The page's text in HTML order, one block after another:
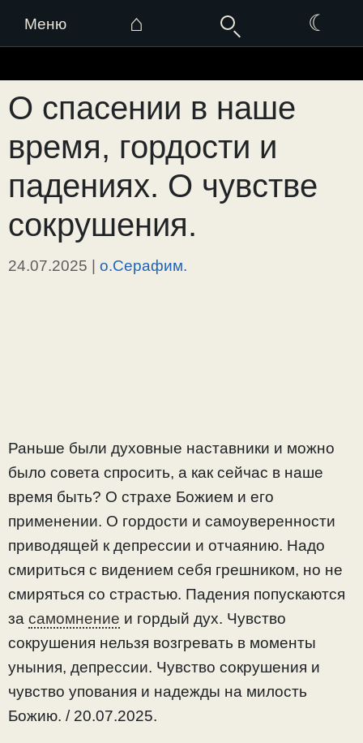
Меню ⌂ ☾
к
содержимому
О спасении в наше
время, гордости и
падениях. О чувстве
сокрушения.
24.07.2025 | о.Серафим.
Раньше были духовные наставники и можно
было совета спросить, а как сейчас в наше
время быть? О страхе Божием и его
применении. О гордости и самоуверенности
приводящей к депрессии и отчаянию. Надо
смириться с видением себя грешником, но не
смиряться со страстью. Падения попускаются
за самомнение и гордый дух. Чувство
сокрушения нельзя возгревать в моменты
уныния, депрессии. Чувство сокрушения и
чувство упования и надежды на милость
Божию. / 20.07.2025.